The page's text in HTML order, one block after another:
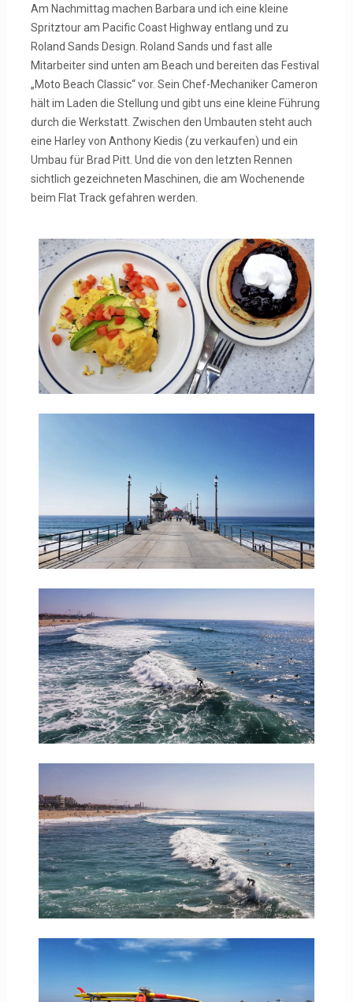
Am Nachmittag machen Barbara und ich eine kleine
Spritztour am Pacific Coast Highway entlang und zu
Roland Sands Design. Roland Sands und fast alle
Mitarbeiter sind unten am Beach und bereiten das Festival
„Moto Beach Classic“ vor. Sein Chef-Mechaniker Cameron
hält im Laden die Stellung und gibt uns eine kleine Führung
durch die Werkstatt. Zwischen den Umbauten steht auch
eine Harley von Anthony Kiedis (zu verkaufen) und ein
Umbau für Brad Pitt. Und die von den letzten Rennen
sichtlich gezeichneten Maschinen, die am Wochenende
beim Flat Track gefahren werden.